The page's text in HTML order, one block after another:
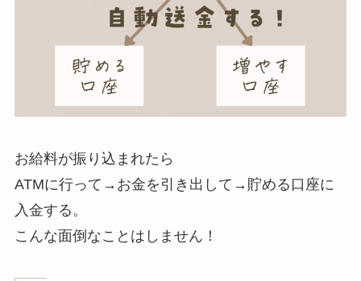
お給料が振り込まれたら
ATMに行って→お金を引き出して→貯める口座に
入金する。
こんな面倒なことはしません！